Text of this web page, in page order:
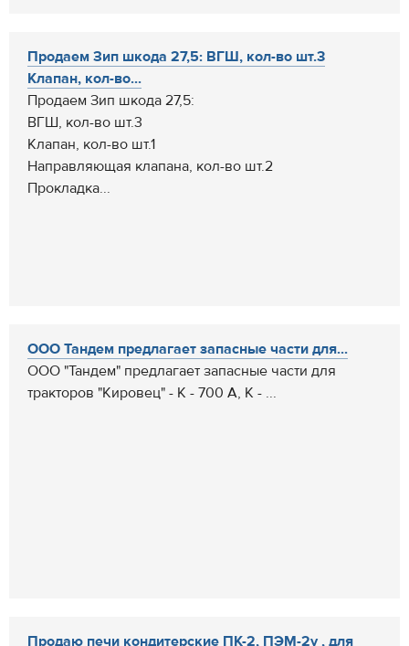
Продаем Зип шкода 27,5: ВГШ, кол-во шт.3
Клапан, кол-во...
Продаем Зип шкода 27,5:
ВГШ, кол-во шт.3
Клапан, кол-во шт.1
Направляющая клапана, кол-во шт.2
Прокладка...
ООО Тандем предлагает запасные части для...
ООО "Тандем" предлагает запасные части для
тракторов "Кировец" - К - 700 А, К - ...
Продаю печи кондитерские ПК-2, ПЭМ-2у , для